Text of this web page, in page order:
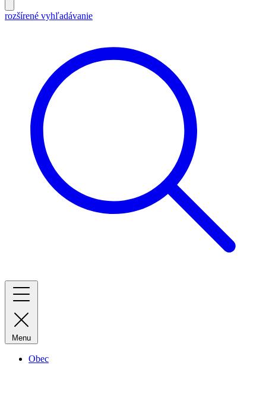
rozšírené vyhľadávanie
Menu
Obec